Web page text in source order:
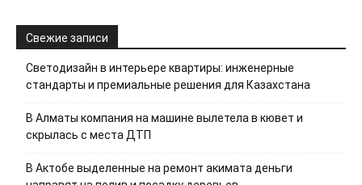
Свежие записи
Светодизайн в интерьере квартиры: инженерные
стандарты и премиальные решения для Казахстана
В Алматы компания на машине вылетела в кювет и
скрылась с места ДТП
В Актобе выделенные на ремонт акимата деньги